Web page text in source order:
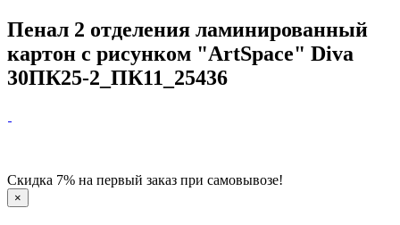
Пенал 2 отделения ламинированный
картон с рисунком "ArtSpace" Diva
30ПК25-2_ПК11_25436
Скидка 7% на первый заказ при самовывозе!
×